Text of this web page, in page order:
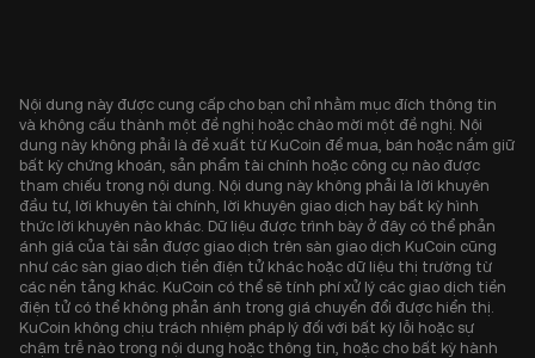
Nội dung này được cung cấp cho bạn chỉ nhằm mục đích thông tin
và không cấu thành một đề nghị hoặc chào mời một đề nghị. Nội
dung này không phải là đề xuất từ KuCoin để mua, bán hoặc nắm giữ
bất kỳ chứng khoán, sản phẩm tài chính hoặc công cụ nào được
tham chiếu trong nội dung. Nội dung này không phải là lời khuyên
đầu tư, lời khuyên tài chính, lời khuyên giao dịch hay bất kỳ hình
thức lời khuyên nào khác. Dữ liệu được trình bày ở đây có thể phản
ánh giá của tài sản được giao dịch trên sàn giao dịch KuCoin cũng
như các sàn giao dịch tiền điện tử khác hoặc dữ liệu thị trường từ
các nền tảng khác. KuCoin có thể sẽ tính phí xử lý các giao dịch tiền
điện tử có thể không phản ánh trong giá chuyển đổi được hiển thị.
KuCoin không chịu trách nhiệm pháp lý đối với bất kỳ lỗi hoặc sự
chậm trễ nào trong nội dung hoặc thông tin, hoặc cho bất kỳ hành